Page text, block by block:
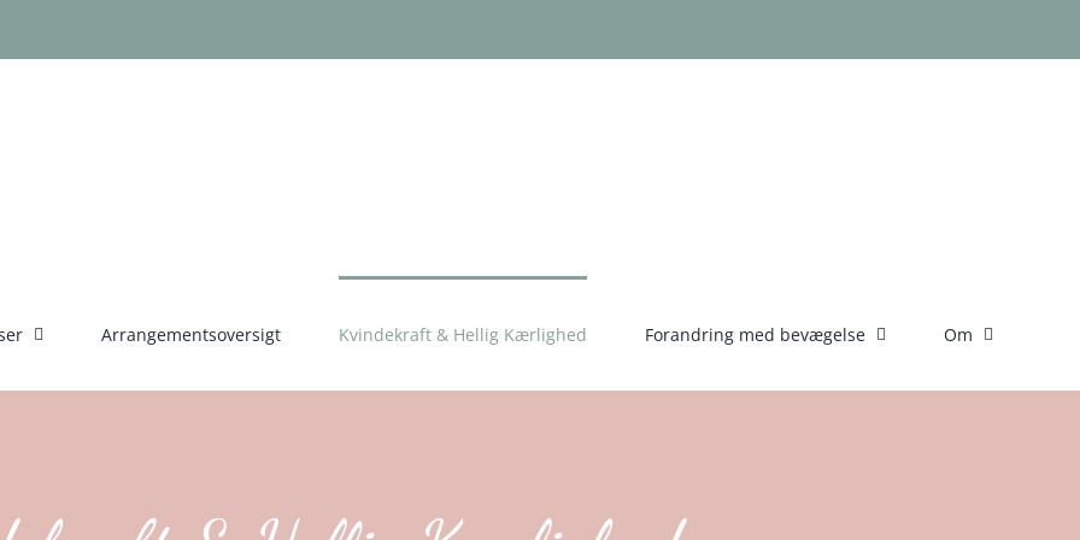
Arrangementsoversigt Kvindekraft & Hellig Kærlighed Forandring med bevægelse Om